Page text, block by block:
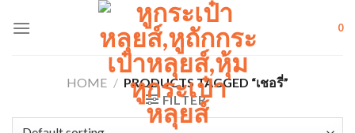
0
HOME / PRODUCTS TAGGED “เชอรี่”
FILTER